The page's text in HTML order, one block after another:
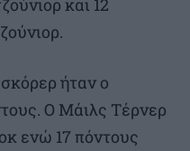
και 12
ήταν ο
Ο Μάιλς Τέρνερ
ενώ 17 πόντους